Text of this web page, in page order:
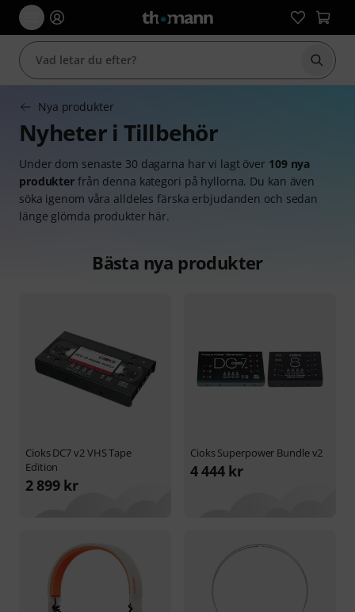
Börja
Nya produkter
Nyheter i Tillbehör
Under dom senaste 30 dagarna har vi lagt över 109 nya
produkter från denna kategori på hyllorna. Du kan även
söka igenom våra alldeles färska erbjudanden och sedan
länge glömda produkter här.
Bästa nya produkter
CioksDC7 v2 VHS Tape
Edition
2 899 kr
CioksSuperpower Bundle v2
4 444 kr